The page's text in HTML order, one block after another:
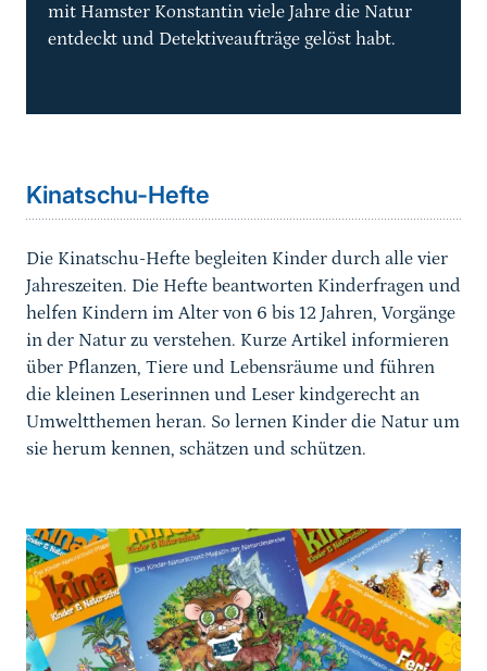
mit Hamster Konstantin viele Jahre die Natur
entdeckt und Detektiveaufträge gelöst habt.
Kinatschu-Hefte
Die Kinatschu-Hefte begleiten Kinder durch alle vier
Jahreszeiten. Die Hefte beantworten Kinderfragen und
helfen Kindern im Alter von 6 bis 12 Jahren, Vorgänge
in der Natur zu verstehen. Kurze Artikel informieren
über Pflanzen, Tiere und Lebensräume und führen
die kleinen Leserinnen und Leser kindgerecht an
Umweltthemen heran. So lernen Kinder die Natur um
sie herum kennen, schätzen und schützen.
weiterführender
Inhalt